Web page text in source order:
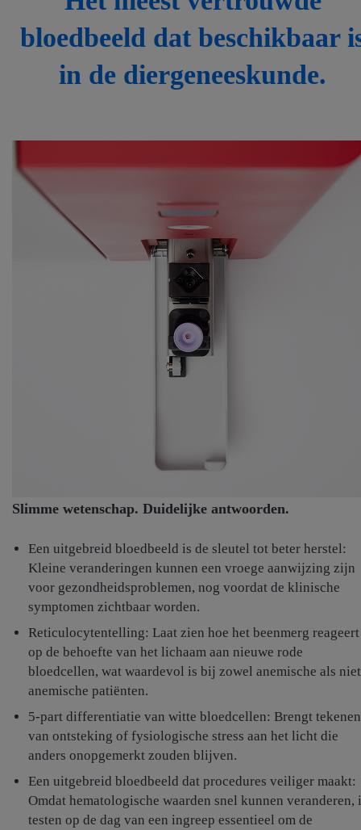
bloedbeeld dat beschikbaar
in de diergeneeskunde.
Slimme wetenschap. Duidelijke antwoorden.
Een uitgebreid bloedbeeld is de sleutel tot beter herstel:
Kleine veranderingen kunnen een vroege aanwijzing zijn
voor gezondheidsproblemen, nog voordat de klinische
symptomen zichtbaar worden.
Reticulocytentelling: Laat zien hoe het beenmerg reageert
op de behoefte van het lichaam aan nieuwe rode
bloedcellen, wat waardevol is bij zowel anemische als
anemische patiënten.
5-part differentiatie van witte bloedcellen: Brengt tekenen
van ontsteking of fysiologische stress aan het licht die
anders onopgemerkt zouden blijven.
Een uitgebreid bloedbeeld dat procedures veiliger maakt:
Omdat hematologische waarden snel kunnen veranderen,
testen op de dag van een ingreep essentieel om de